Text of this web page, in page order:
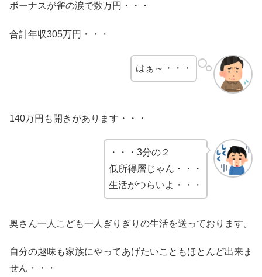
ボーナスが雀の涙で数万円・・・
合計年収305万円・・・
はぁ～・・・
140万円も開きがあります・・・
・・・3分の２
低所得層じゃん・・・
生活がつらいよ・・・
奥さん一人こども一人ぎりぎりの生活を送っております。
自分の趣味も家族にやってあげたいこともほとんど出来ま
せん・・・